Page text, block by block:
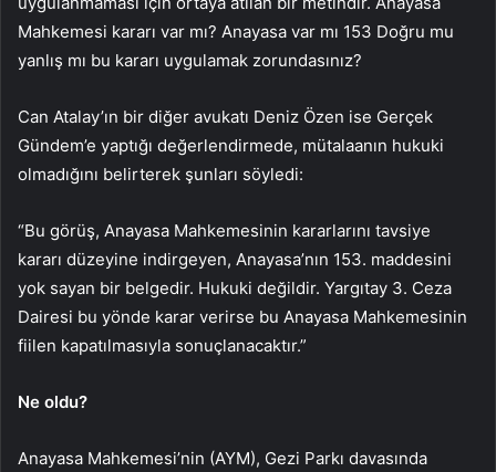
Mahkemesi kararı var mı? Anayasa var mı 153 Doğru mu
yanlış mı bu kararı uygulamak zorundasınız?
Can Atalay’ın bir diğer avukatı Deniz Özen ise Gerçek
Gündem’e yaptığı değerlendirmede, mütalaanın hukuki
olmadığını belirterek şunları söyledi:
“Bu görüş, Anayasa Mahkemesinin kararlarını tavsiye
kararı düzeyine indirgeyen, Anayasa’nın 153. maddesini
yok sayan bir belgedir. Hukuki değildir. Yargıtay 3. Ceza
Dairesi bu yönde karar verirse bu Anayasa Mahkemesinin
fiilen kapatılmasıyla sonuçlanacaktır.”
Ne oldu?
Anayasa Mahkemesi’nin (AYM), Gezi Parkı davasında